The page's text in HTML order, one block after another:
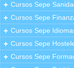
Cursos Sepe
Cursos Sepe
Cursos Sepe
Cursos Sepe
Cursos Sepe